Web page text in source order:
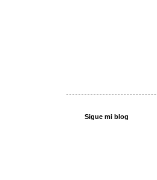
Sigue mi blog